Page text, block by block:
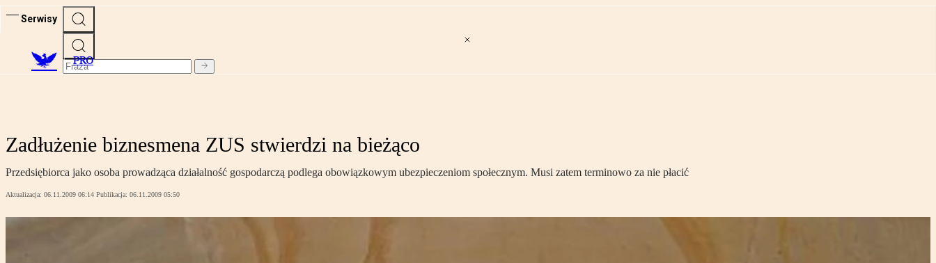
Serwisy
PRO
Zadłużenie biznesmena ZUS stwierdzi na bieżąco
Przedsiębiorca jako osoba prowadząca działalność gospodarczą podlega obowiązkowym ubezpieczeniom społecznym. Musi zatem terminowo za nie płacić
Aktualizacja: 06.11.2009 06:14 Publikacja: 06.11.2009 05:50